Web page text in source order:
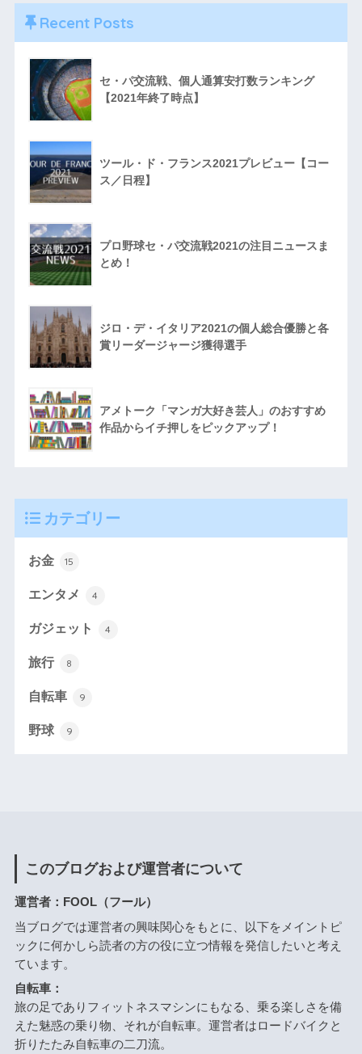
Recent Posts
セ・パ交流戦、個人通算安打数ランキング
【2021年終了時点】
ツール・ド・フランス2021プレビュー【コー
ス／日程】
プロ野球セ・パ交流戦2021の注目ニュースま
とめ！
ジロ・デ・イタリア2021の個人総合優勝と各
賞リーダージャージ獲得選手
アメトーク「マンガ大好き芸人」のおすすめ
作品からイチ押しをピックアップ！
カテゴリー
お金 15
エンタメ 4
ガジェット 4
旅行 8
自転車 9
野球 9
このブログおよび運営者について
運営者：FOOL（フール）
当ブログでは運営者の興味関心をもとに、以下をメイントピ
ックに何かしら読者の方の役に立つ情報を発信したいと考え
ています。
自転車：
旅の足でありフィットネスマシンにもなる、乗る楽しさを備
えた魅惑の乗り物、それが自転車。運営者はロードバイクと
折りたたみ自転車の二刀流。